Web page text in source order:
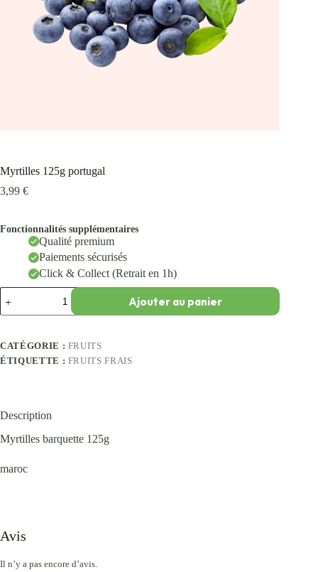
Myrtilles 125g portugal
3,99 €
Fonctionnalités supplémentaires
Qualité premium
Paiements sécurisés
Click & Collect (Retrait en 1h)
Ajouter au panier
CATÉGORIE : FRUITS
ÉTIQUETTE : FRUITS FRAIS
Description
Myrtilles barquette 125g
maroc
Avis
Il n’y a pas encore d’avis.